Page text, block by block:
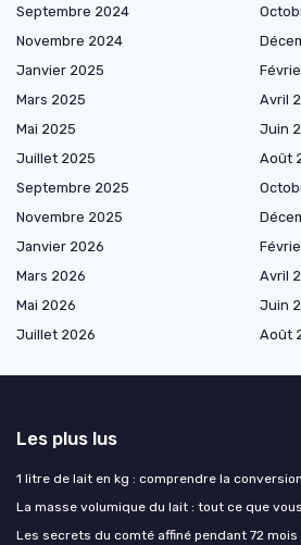
Septembre 2024
Novembre 2024
Janvier 2025
Mars 2025
Avril
Mai 2025
Juin
Juillet 2025
Août
Septembre 2025
Novembre 2025
Janvier 2026
Mars 2026
Avril
Mai 2026
Juin
Juillet 2026
Août
Les plus lus
1 litre de lait en kg : comprendre la
La masse volumique du lait : tout ce que
Les secrets du comté affiné pendant 72 mois